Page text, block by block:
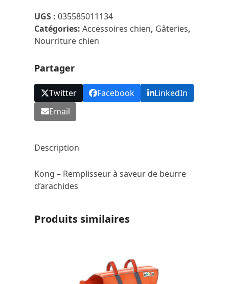
UGS :035585011134
Catégories:Accessoires chien, Gâteries,
Nourriture chien
Partager
Twitter Facebook
LinkedIn
Email
Description
Kong – Remplisseur à saveur de beurre
d’arachides
Produits similaires